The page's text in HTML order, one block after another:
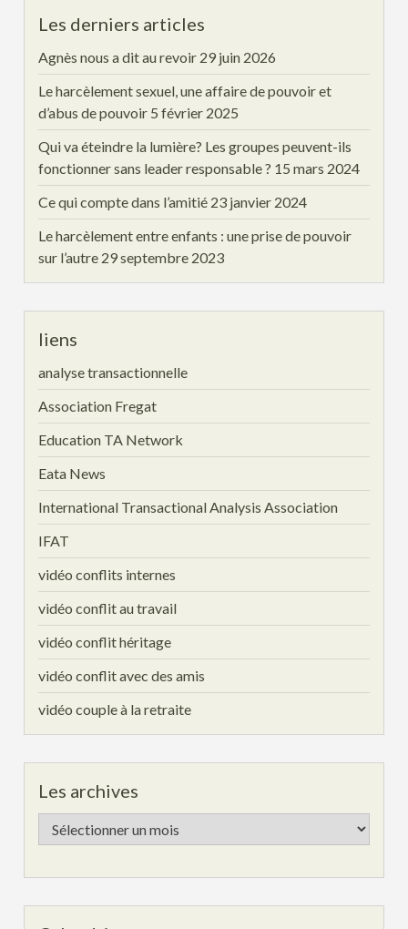
Les derniers articles
Agnès nous a dit au revoir 29 juin 2026
Le harcèlement sexuel, une affaire de pouvoir et
d’abus de pouvoir 5 février 2025
Qui va éteindre la lumière? Les groupes peuvent-ils
fonctionner sans leader responsable ? 15 mars 2024
Ce qui compte dans l’amitié 23 janvier 2024
Le harcèlement entre enfants : une prise de pouvoir
sur l’autre 29 septembre 2023
liens
analyse transactionnelle
Association Fregat
Education TA Network
Eata News
International Transactional Analysis Association
IFAT
vidéo conflits internes
vidéo conflit au travail
vidéo conflit héritage
vidéo conflit avec des amis
vidéo couple à la retraite
Les archives
Les
archives